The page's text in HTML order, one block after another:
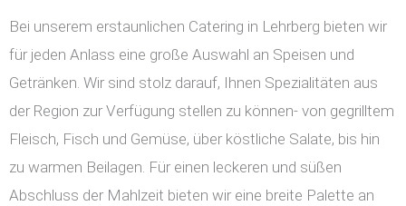
Bei unserem erstaunlichen Catering in Lehrberg bieten wir
für jeden Anlass eine große Auswahl an Speisen und
Getränken. Wir sind stolz darauf, Ihnen Spezialitäten aus
der Region zur Verfügung stellen zu können- von gegrilltem
Fleisch, Fisch und Gemüse, über köstliche Salate, bis hin
zu warmen Beilagen. Für einen leckeren und süßen
Abschluss der Mahlzeit bieten wir eine breite Palette an